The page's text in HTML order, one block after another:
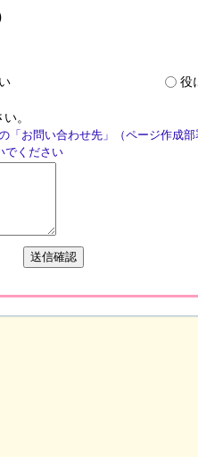
役
。
「お問い合わせ先」（ページ作成
でください